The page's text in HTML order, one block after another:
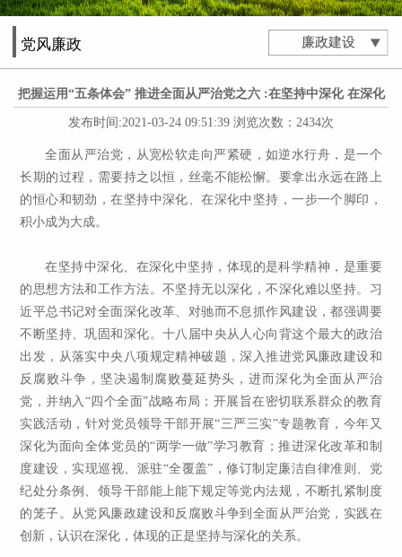
廉政建设
党风廉政
把握运用“五条体会” 推进全面从严治党之六 :在坚持中深化 在深化
中坚持
发布时间:2021-03-24 09:51:39 浏览次数：2434次
全面从严治党，从宽松软走向严紧硬，如逆水行舟，是一个
长期的过程，需要持之以恒，丝毫不能松懈。要拿出永远在路上
的恒心和韧劲，在坚持中深化、在深化中坚持，一步一个脚印，
积小成为大成。
在坚持中深化、在深化中坚持，体现的是科学精神，是重要
的思想方法和工作方法。不坚持无以深化，不深化难以坚持。习
近平总书记对全面深化改革、对驰而不息抓作风建设，都强调要
不断坚持、巩固和深化。十八届中央从人心向背这个最大的政治
出发，从落实中央八项规定精神破题，深入推进党风廉政建设和
反腐败斗争，坚决遏制腐败蔓延势头，进而深化为全面从严治
党，并纳入“四个全面”战略布局；开展旨在密切联系群众的教育
实践活动，针对党员领导干部开展“三严三实”专题教育，今年又
深化为面向全体党员的“两学一做”学习教育；推进深化改革和制
度建设，实现巡视、派驻“全覆盖”，修订制定廉洁自律准则、党
纪处分条例、领导干部能上能下规定等党内法规，不断扎紧制度
的笼子。从党风廉政建设和反腐败斗争到全面从严治党，实践在
创新，认识在深化，体现的正是坚持与深化的关系。